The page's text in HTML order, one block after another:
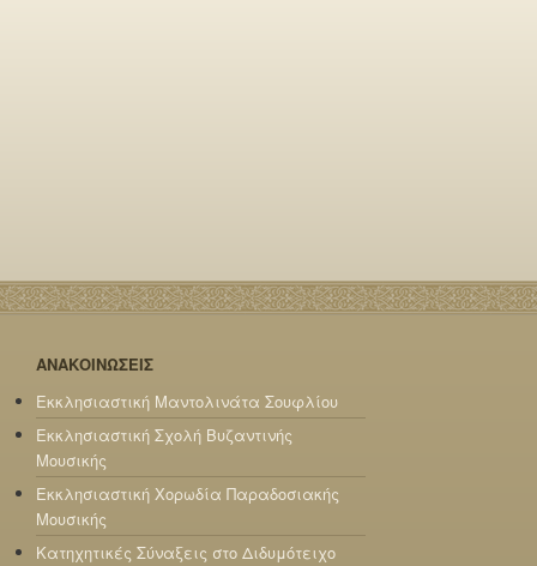
ΑΝΑΚΟΙΝΩΣΕΙΣ
Εκκλησιαστική Μαντολινάτα Σουφλίου
Εκκλησιαστική Σχολή Βυζαντινής
Μουσικής
Εκκλησιαστική Χορωδία Παραδοσιακής
Μουσικής
Κατηχητικές Σύναξεις στο Διδυμότειχο